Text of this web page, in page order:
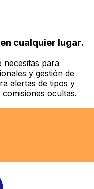
cualquier lugar.
necesitas para
y gestión de
alertas de tipos y
ocultas.